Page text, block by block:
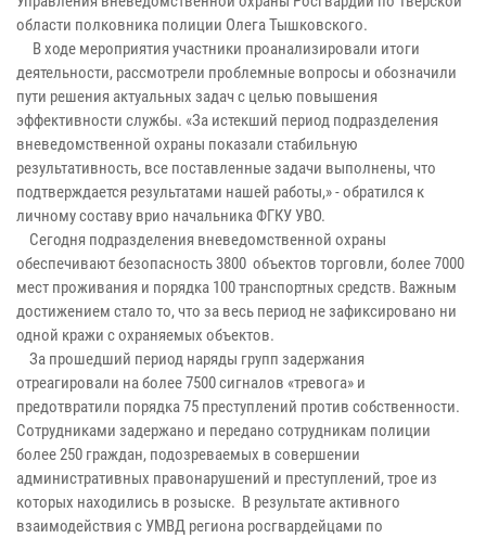
области полковника полиции Олега Тышковского.
В ходе мероприятия участники проанализировали итоги
деятельности, рассмотрели проблемные вопросы и обозначили
пути решения актуальных задач с целью повышения
эффективности службы. «За истекший период подразделения
вневедомственной охраны показали стабильную
результативность, все поставленные задачи выполнены, что
подтверждается результатами нашей работы,» - обратился к
личному составу врио начальника ФГКУ УВО.
Сегодня подразделения вневедомственной охраны
обеспечивают безопасность 3800 объектов торговли, более 7000
мест проживания и порядка 100 транспортных средств. Важным
достижением стало то, что за весь период не зафиксировано ни
одной кражи с охраняемых объектов.
За прошедший период наряды групп задержания
отреагировали на более 7500 сигналов «тревога» и
предотвратили порядка 75 преступлений против собственности.
Сотрудниками задержано и передано сотрудникам полиции
более 250 граждан, подозреваемых в совершении
административных правонарушений и преступлений, трое из
которых находились в розыске. В результате активного
взаимодействия с УМВД региона росгвардейцами по